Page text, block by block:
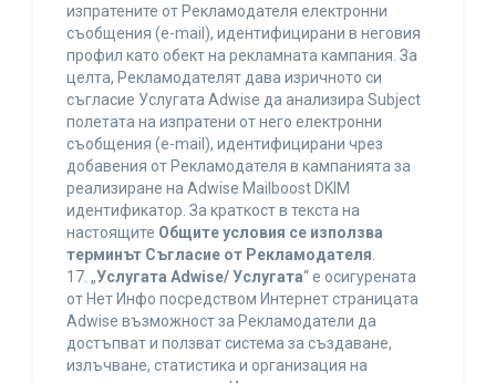
изпратените от Рекламодателя електронни
съобщения (e-mail), идентифицирани в неговия
профил като обект на рекламната кампания. За
целта, Рекламодателят дава изричното си
съгласие Услугата Adwise да анализира Subject
полетата на изпратени от него електронни
съобщения (e-mail), идентифицирани чрез
добавения от Рекламодателя в кампанията за
реализиране на Adwise Mailboost DKIM
идентификатор. За краткост в текста на
настоящите Общите условия се използва
терминът Съгласие от Рекламодателя.
17. „Услугата Adwise/ Услугата“ е осигурената
от Нет Инфо посредством Интернет страницата
Adwise възможност за Рекламодатели да
достъпват и ползват система за създаване,
излъчване, статистика и организация на